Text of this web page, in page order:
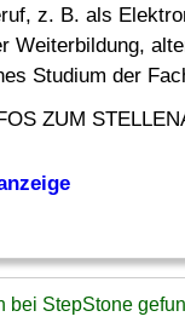
z. B. als
Weiterbildung,
Studium der
ZUM
bei StepStone